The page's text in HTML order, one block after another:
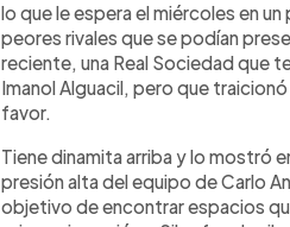
lo que le espera el miércoles en
peores rivales que se podían
reciente, una Real Sociedad que
Imanol Alguacil, pero que
favor.
Tiene dinamita arriba y lo mostró
presión alta del equipo de Carlo
objetivo de encontrar espacios